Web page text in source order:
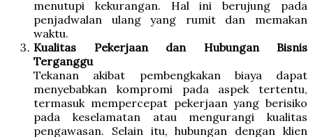
menutupi kekurangan. Hal ini berujung pada
penjadwalan ulang yang rumit dan memakan
waktu.
Kualitas Pekerjaan dan Hubungan Bisnis
Terganggu
Tekanan akibat pembengkakan biaya dapat
menyebabkan kompromi pada aspek tertentu,
termasuk mempercepat pekerjaan yang berisiko
pada keselamatan atau mengurangi kualitas
pengawasan. Selain itu, hubungan dengan klien